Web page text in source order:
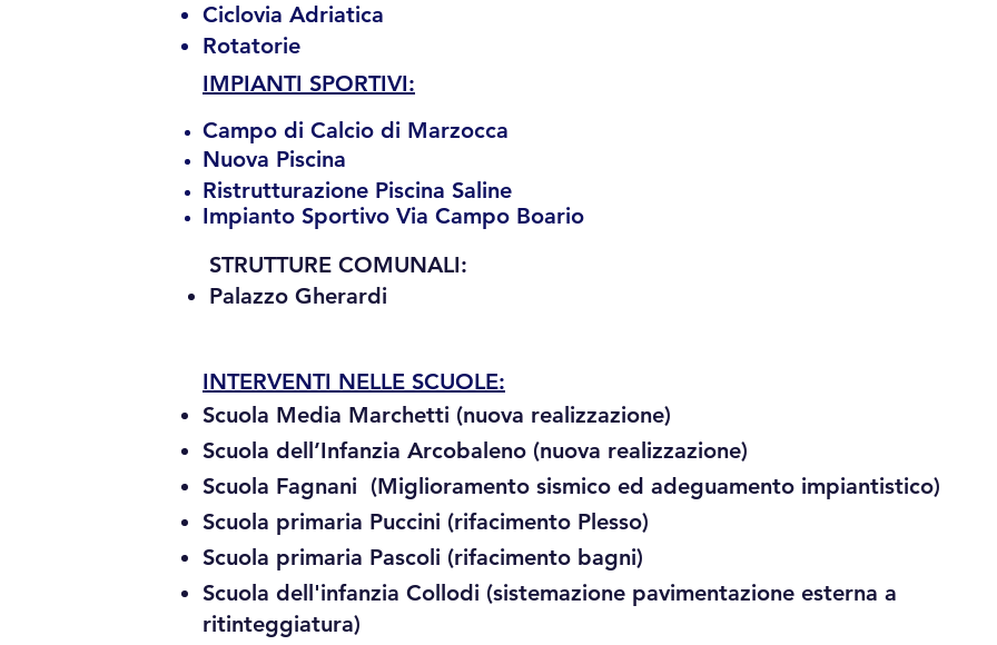
Ciclovia Adriatica
Rotatorie
IMPIANTI SPORTIVI:
Campo di Calcio di Marzocca
Nuova Piscina
Ristrutturazione Piscina Saline
Impianto Sportivo Via Campo Boario
​STRUTTURE COMUNALI:
Palazzo Gherardi
INTERVENTI NELLE SCUOLE:
Scuola Media Marchetti (nuova realizzazione)
Scuola dell’Infanzia Arcobaleno (nuova realizzazione)
Scuola Fagnani (Miglioramento sismico ed adeguamento impiantistico)
Scuola primaria Puccini (rifacimento Plesso)
Scuola primaria Pascoli (rifacimento bagni)
Scuola dell'infanzia Collodi (sistemazione pavimentazione esterna a
ritinteggiatura)